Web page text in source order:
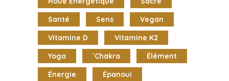
Santé
Sens
Vegan
Vitamine D
Vitamine K2
Yoga
`chakra
Élément
Énergie
Épanoui